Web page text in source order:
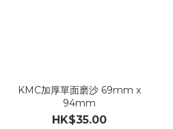
KMC加厚單面磨沙 69mm x
94mm
HK$35.00